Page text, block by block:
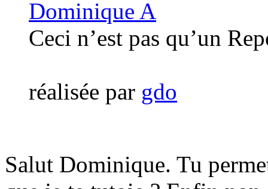
Dominique A
Ceci n’est pas qu’un
réalisée par gdo
Salut Dominique. Tu